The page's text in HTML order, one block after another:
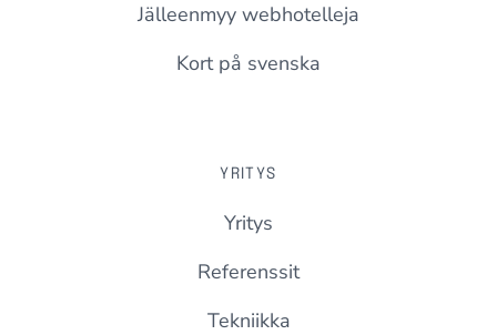
Jälleenmyy webhotelleja
Kort på svenska
YRITYS
Yritys
Referenssit
Tekniikka